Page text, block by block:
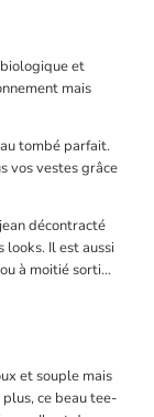
et
mais
tombé parfait.
vos vestes grâce
décontracté
Il est aussi
à moitié sorti...
et souple mais
ce beau tee-